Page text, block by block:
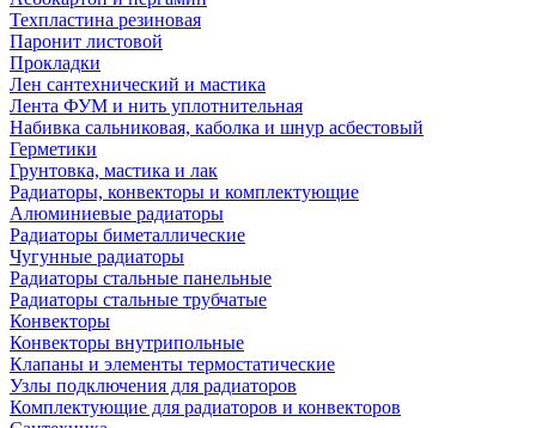
Техпластина резиновая
Паронит листовой
Прокладки
Лен сантехнический и мастика
Лента ФУМ и нить уплотнительная
Набивка сальниковая, каболка и шнур асбестовый
Герметики
Грунтовка, мастика и лак
Радиаторы, конвекторы и комплектующие
Алюминиевые радиаторы
Радиаторы биметаллические
Чугунные радиаторы
Радиаторы стальные панельные
Радиаторы стальные трубчатые
Конвекторы
Конвекторы внутрипольные
Клапаны и элементы термостатические
Узлы подключения для радиаторов
Комплектующие для радиаторов и конвекторов